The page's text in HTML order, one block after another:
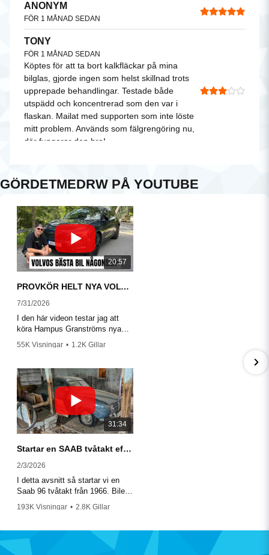
ANONYM
FÖR 1 MÅNAD SEDAN
TONY
FÖR 1 MÅNAD SEDAN
Köptes för att ta bort kalkfläckar på mina
bilglas, gjorde ingen som helst skillnad trots
upprepade behandlingar. Testade både
utspädd och koncentrerad som den var i
flaskan. Mailat med supporten som inte löste
mitt problem. Används som fälgrengöring nu,
där fungerar den bra!
FÖR 1 MÅNAD SEDAN
FÖR 1 MÅNAD SEDAN
Funkar bra. Tycker den är något dyr men man
får lite vad man betalar för.
ROBERT
FÖR 1 MÅNAD SEDAN
HANSSON
FÖR 1 MÅNAD SEDAN
GÖRDETMEDRW PÅ YOUTUBE
20:57
PROVKÖR HELT NYA VOLVO EX60!
7/31/2026
I den här videon testar jag att
köra Hampus Granströms nya
55K Visningar • 1.2K Gillar
31:34
Startar en SAAB tvåtakt efter 50 år i en lada?
2/3/2026
I detta avsnitt så startar vi en
Saab 96 tvåtakt från 1966. Bilen
år.
renovera den och ni kommer
kunna hitta honom och bilen på
193K Visningar • 2.8K Gillar